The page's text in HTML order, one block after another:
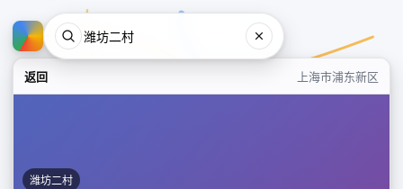
返回 上海市浦东新区
潍坊二村